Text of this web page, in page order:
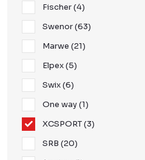
Fischer 4
Swenor 63
Marwe 21
Elpex 5
Swix 6
One way 1
XCSPORT 3
SRB 20